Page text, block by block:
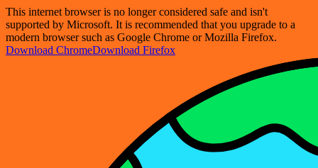
This internet browser is no longer considered safe and isn't
supported by Microsoft. It is recommended that you upgrade to a
modern browser such as Google Chrome or Mozilla Firefox.
Download ChromeDownload Firefox